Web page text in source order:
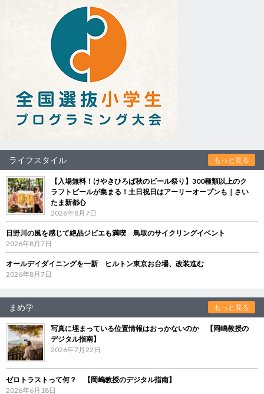
ライフスタイル もっと見る
【入場無料！けやきひろば秋のビール祭り】300種類以上のク
ラフトビールが集まる！土日祝日はアーリーオープンも｜さい
たま新都心
2026年8月7日
日野川の風を感じて絶品ジビエも満喫 鳥取のサイクリングイベント
2026年8月7日
オールデイダイニングを一新 ヒルトン東京お台場、改装進む
2026年8月7日
まめ学 もっと見る
写真に埋まっている位置情報はおっかないのか 【岡嶋教授の
デジタル指南】
2026年7月22日
ゼロトラストって何？ 【岡嶋教授のデジタル指南】
2026年6月18日